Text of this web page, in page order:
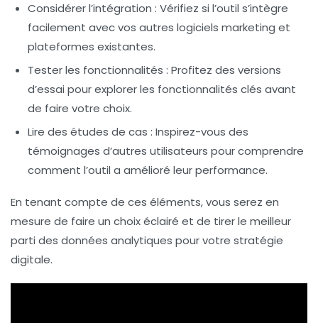
Considérer l’intégration : Vérifiez si l’outil s’intègre
facilement avec vos autres logiciels marketing et
plateformes existantes.
Tester les fonctionnalités : Profitez des versions
d’essai pour explorer les fonctionnalités clés avant
de faire votre choix.
Lire des études de cas : Inspirez-vous des
témoignages d’autres utilisateurs pour comprendre
comment l’outil a amélioré leur performance.
En tenant compte de ces éléments, vous serez en
mesure de faire un choix éclairé et de tirer le meilleur
parti des données analytiques pour votre stratégie
digitale.